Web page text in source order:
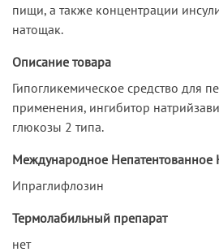
пищи, а также концентрации
натощак.
Описание товара
Гипогликемическое средство для
применения, ингибитор
глюкозы 2 типа.
Международное Непатентованное
Ипраглифлозин
Термолабильный препарат
нет